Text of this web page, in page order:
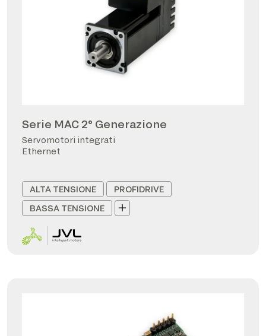
Serie MAC 2° Generazione
Servomotori integrati
Ethernet
ALTA TENSIONE
PROFIDRIVE
BASSA TENSIONE